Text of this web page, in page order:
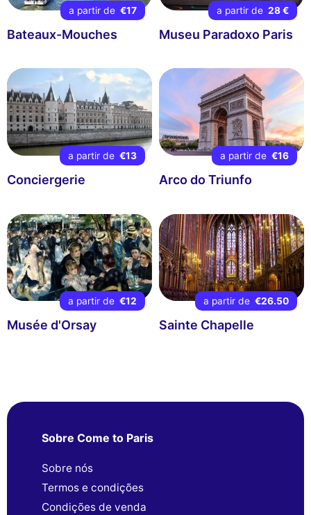
a partir de €17
Bateaux-Mouches
a partir de 28 €
Museu Paradoxo Paris
a partir de €13
Conciergerie
a partir de €16
Arco do Triunfo
a partir de €12
Musée d'Orsay
a partir de €26.50
Sainte Chapelle
Sobre Come to Paris
Sobre nós
Termos e condições
Condições de venda